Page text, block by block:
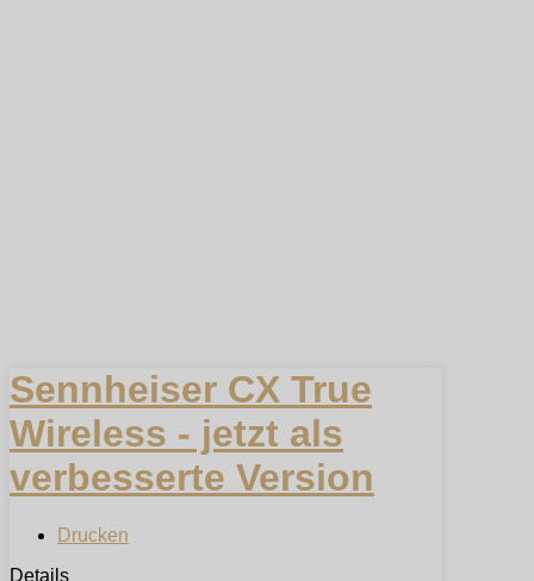
Sennheiser CX True
Wireless - jetzt als
verbesserte Version
Drucken
Details